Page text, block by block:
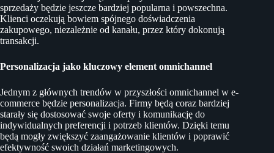
sprzedaży będzie jeszcze bardziej popularna i powszechna.
Klienci oczekują bowiem spójnego doświadczenia
zakupowego, niezależnie od kanału, przez który dokonują
transakcji.
Personalizacja jako kluczowy element omnichannel
Jednym z głównych trendów w przyszłości omnichannel w e-
commerce będzie personalizacja. Firmy będą coraz bardziej
starały się dostosować swoje oferty i komunikację do
indywidualnych preferencji i potrzeb klientów. Dzięki temu
będą mogły zwiększyć zaangażowanie klientów i poprawić
efektywność swoich działań marketingowych.